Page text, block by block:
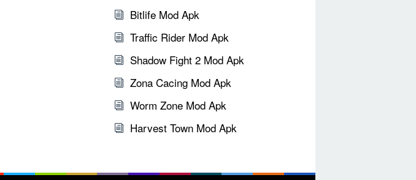
Bitlife Mod Apk
Traffic Rider Mod Apk
Shadow Fight 2 Mod Apk
Zona Cacing Mod Apk
Worm Zone Mod Apk
Harvest Town Mod Apk